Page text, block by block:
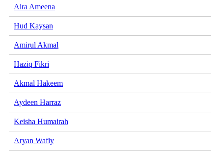
Aira Ameena
Hud Kaysan
Amirul Akmal
Haziq Fikri
Akmal Hakeem
Aydeen Harraz
Keisha Humairah
Aryan Wafiy